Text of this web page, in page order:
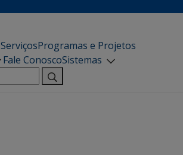
ServiçosProgramas e Projetos
Fale ConoscoSistemas